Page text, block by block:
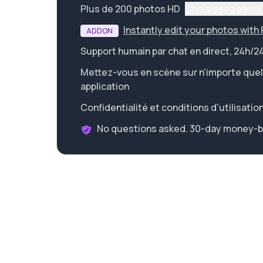
Plus de 200 photos HD
ADDON
Instantly edit your photos with
Support humain par chat en direct, 24h/
Mettez-vous en scène sur n'importe
application
Confidentialité et conditions
No questions asked. 30-day money-